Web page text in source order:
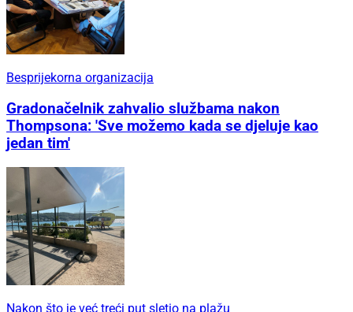
Besprijekorna organizacija
Gradonačelnik zahvalio službama nakon
Thompsona: 'Sve možemo kada se djeluje kao
jedan tim'
Nakon što je već treći put sletio na plažu